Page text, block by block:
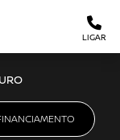
LIGAR